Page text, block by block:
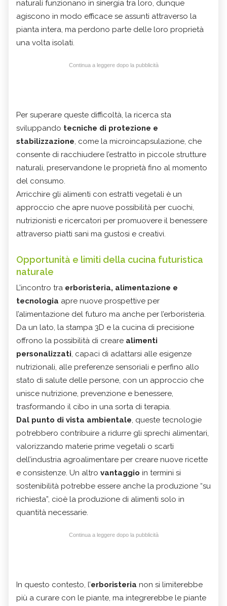
naturali funzionano in sinergia tra loro, dunque
agiscono in modo efficace se assunti attraverso la
pianta intera, ma perdono parte delle loro proprietà
una volta isolati.
Continua a leggere dopo la pubblicità
Per superare queste difficoltà, la ricerca sta
sviluppando tecniche di protezione e
stabilizzazione, come la microincapsulazione, che
consente di racchiudere l’estratto in piccole strutture
naturali, preservandone le proprietà fino al momento
del consumo.
Arricchire gli alimenti con estratti vegetali è un
approccio che apre nuove possibilità per cuochi,
nutrizionisti e ricercatori per promuovere il benessere
attraverso piatti sani ma gustosi e creativi.
Opportunità e limiti della cucina futuristica
naturale
L’incontro tra erboristeria, alimentazione e
tecnologia apre nuove prospettive per
l’alimentazione del futuro ma anche per l’erboristeria.
Da un lato, la stampa 3D e la cucina di precisione
offrono la possibilità di creare alimenti
personalizzati, capaci di adattarsi alle esigenze
nutrizionali, alle preferenze sensoriali e perfino allo
stato di salute delle persone, con un approccio che
unisce nutrizione, prevenzione e benessere,
trasformando il cibo in una sorta di terapia.
Dal punto di vista ambientale, queste tecnologie
potrebbero contribuire a ridurre gli sprechi alimentari,
valorizzando materie prime vegetali o scarti
dell’industria agroalimentare per creare nuove ricette
e consistenze. Un altro vantaggio in termini si
sostenibilità potrebbe essere anche la produzione “su
richiesta”, cioè la produzione di alimenti solo in
quantità necessarie.
Continua a leggere dopo la pubblicità
In questo contesto, l’erboristeria non si limiterebbe
più a curare con le piante, ma integrerebbe le piante